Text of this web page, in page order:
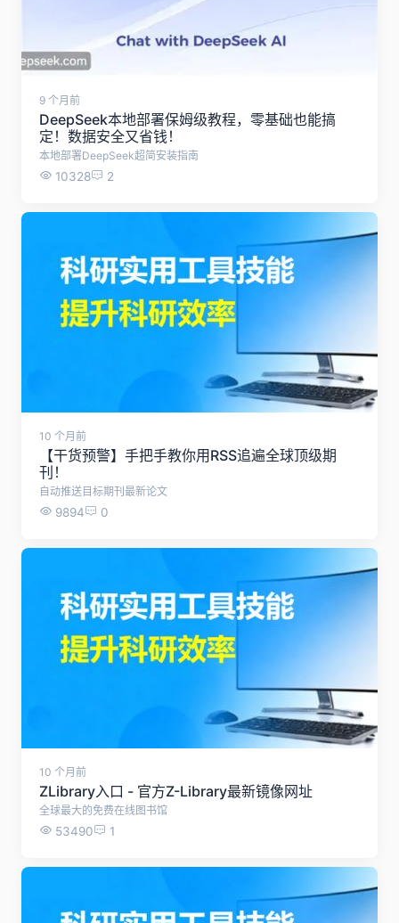
9 个月前
DeepSeek本地部署保姆级教程，零基础也能搞
定！数据安全又省钱！
本地部署DeepSeek超简安装指南
10328 2
10 个月前
【干货预警】手把手教你用RSS追遍全球顶级期
刊！
自动推送目标期刊最新论文
9894 0
10 个月前
ZLibrary入口 - 官方Z-Library最新镜像网址
全球最大的免费在线图书馆
53490 1